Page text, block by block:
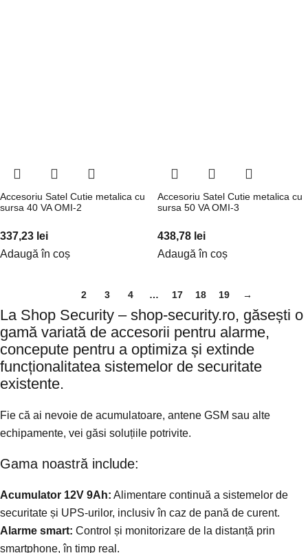
Accesoriu Satel Cutie metalica cu
sursa 40 VA OMI-2
337,23 lei
Adaugă în coș
Accesoriu Satel Cutie metalica cu
sursa 50 VA OMI-3
438,78 lei
Adaugă în coș
2 3 4 … 17 18 19 →
La Shop Security – shop-security.ro, găsești o
gamă variată de accesorii pentru alarme,
concepute pentru a optimiza și extinde
funcționalitatea sistemelor de securitate
existente.
Fie că ai nevoie de acumulatoare, antene GSM sau alte
echipamente, vei găsi soluțiile potrivite.
Gama noastră include:
Acumulator 12V 9Ah: Alimentare continuă a sistemelor de
securitate și UPS-urilor, inclusiv în caz de pană de curent.
Alarme smart: Control și monitorizare de la distanță prin
smartphone, în timp real.